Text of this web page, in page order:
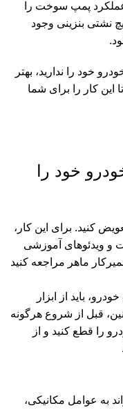
پمپ سوخت را
نشتی بنزینی وجود
.
خود را ندارید، بهتر
این کار را برای شما
خود را
کنید. برای این کار،
و ویدئوهای آموزشی
ماهر مراجعه کنید
باید از ابزار
قبل از شروع هرگونه
را قطع کنید و از
به عوامل مکانیکی،